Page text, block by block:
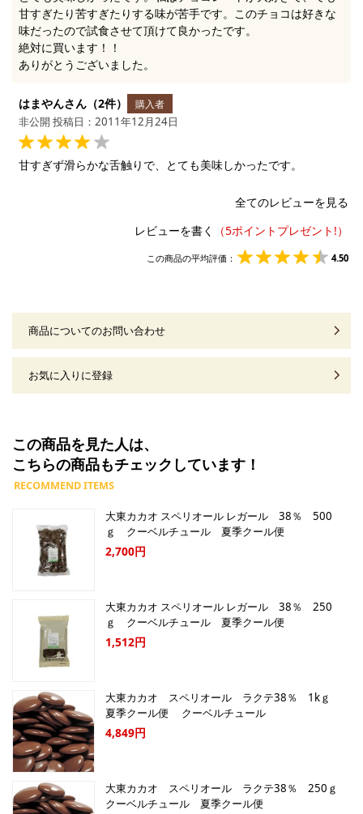
甘すぎたり苦すぎたりする味が苦手です。このチョコは好きな
味だったので試食させて頂けて良かったです。
絶対に買います！！
ありがとうございました。
はまやんさん（2件） 購入者
非公開 投稿日：2011年12月24日
甘すぎず滑らかな舌触りで、とても美味しかったです。
全てのレビューを見る
レビューを書く
この商品の平均評価： 4.50
商品についてのお問い合わせ
お気に入りに登録
この商品を見た人は、
こちらの商品もチェックしています！
大東カカオ スペリオール レガール 38％ 500
ｇ クーベルチュール 夏季クール便
2,700円
大東カカオ スペリオール レガール 38％ 250
ｇ クーベルチュール 夏季クール便
1,512円
大東カカオ スペリオール ラクテ38％ 1kｇ
夏季クール便 クーベルチュール
4,849円
大東カカオ スペリオール ラクテ38％ 250ｇ
クーベルチュール 夏季クール便